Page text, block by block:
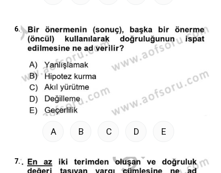
6.
A B C D E
7.